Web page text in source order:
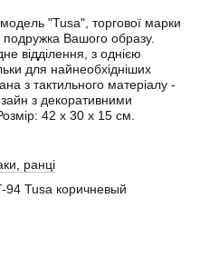
модель "Tusa", торгової марки
подружка Вашого образу.
відділення, з однією
для найнеобхідніших
з тактильного матеріалу -
з декоративними
42 х 30 х 15 см.
ранці
94 Tusa коричневый